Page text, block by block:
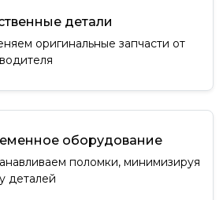
детали
оригинальные запчасти от
оборудование
поломки, минимизируя
деталей